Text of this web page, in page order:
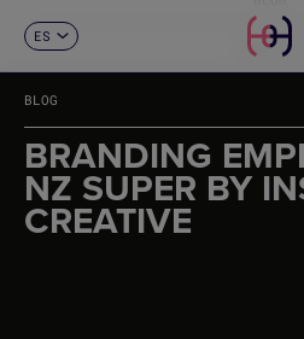
ES
FR
DE
IT
PT
CONTACTO
BLOG
BRANDING
NZ SUPER BY
CREATIVE